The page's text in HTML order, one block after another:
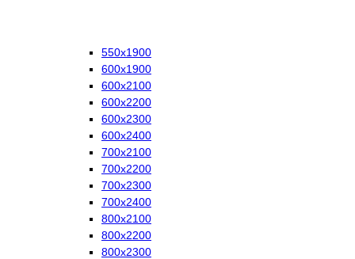
550х1900
600х1900
600х2100
600х2200
600х2300
600х2400
700х2100
700х2200
700х2300
700х2400
800х2100
800х2200
800х2300